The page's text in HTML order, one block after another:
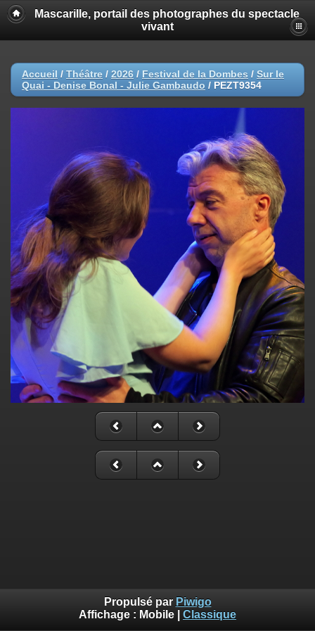
Mascarille, portail des photographes du spectacle
vivant
Accueil / Théâtre / 2026 / Festival de la Dombes / Sur le
Quai - Denise Bonal - Julie Gambaudo / PEZT9354
Propulsé par Piwigo
Affichage : Mobile Classique